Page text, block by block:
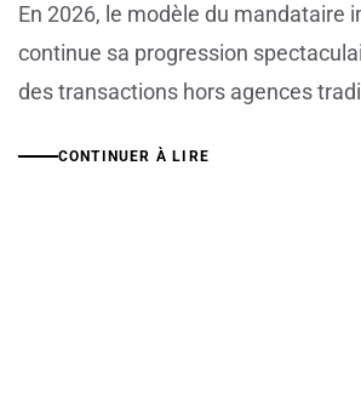
En 2026, le modèle du mandataire
continue sa progression
des transactions hors agences
CONTINUER À LIRE